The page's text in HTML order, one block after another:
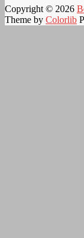
Copyright © 2026
Theme by Colorlib